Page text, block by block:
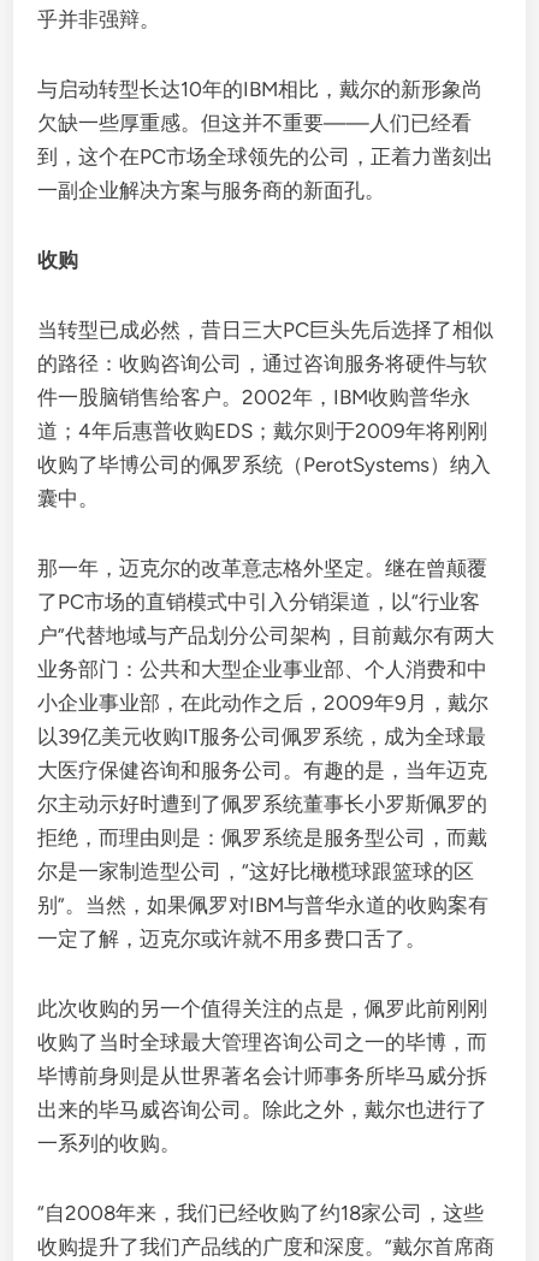
乎并非强辩。
与启动转型长达10年的IBM相比，戴尔的新形象尚
欠缺一些厚重感。但这并不重要——人们已经看
到，这个在PC市场全球领先的公司，正着力凿刻出
一副企业解决方案与服务商的新面孔。
收购
当转型已成必然，昔日三大PC巨头先后选择了相似
的路径：收购咨询公司，通过咨询服务将硬件与软
件一股脑销售给客户。2002年，IBM收购普华永
道；4年后惠普收购EDS；戴尔则于2009年将刚刚
收购了毕博公司的佩罗系统（PerotSystems）纳入
囊中。
那一年，迈克尔的改革意志格外坚定。继在曾颠覆
了PC市场的直销模式中引入分销渠道，以“行业客
户”代替地域与产品划分公司架构，目前戴尔有两大
业务部门：公共和大型企业事业部、个人消费和中
小企业事业部，在此动作之后，2009年9月，戴尔
以39亿美元收购IT服务公司佩罗系统，成为全球最
大医疗保健咨询和服务公司。有趣的是，当年迈克
尔主动示好时遭到了佩罗系统董事长小罗斯佩罗的
拒绝，而理由则是：佩罗系统是服务型公司，而戴
尔是一家制造型公司，“这好比橄榄球跟篮球的区
别”。当然，如果佩罗对IBM与普华永道的收购案有
一定了解，迈克尔或许就不用多费口舌了。
此次收购的另一个值得关注的点是，佩罗此前刚刚
收购了当时全球最大管理咨询公司之一的毕博，而
毕博前身则是从世界著名会计师事务所毕马威分拆
出来的毕马威咨询公司。除此之外，戴尔也进行了
一系列的收购。
“自2008年来，我们已经收购了约18家公司，这些
收购提升了我们产品线的广度和深度。”戴尔首席商